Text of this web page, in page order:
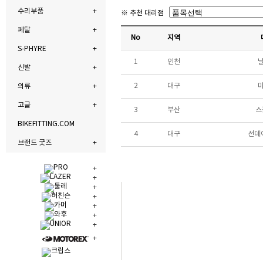
수리부품
페달
S-PHYRE
신발
의류
고글
BIKEFITTING.COM
브랜드 굿즈
※ 추천 대리점
No 지역
1 인천
2 대구
3 부산
4 대구 선데